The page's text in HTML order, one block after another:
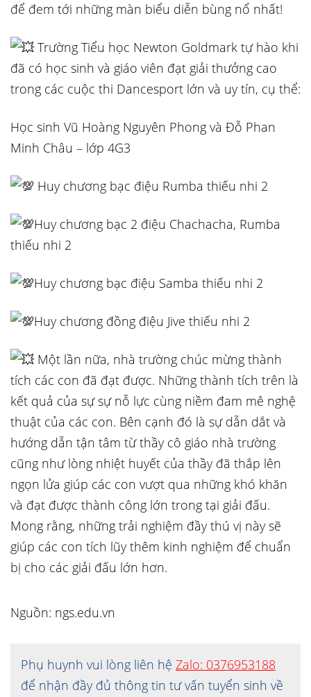
để đem tới những màn biểu diễn bùng nổ nhất!
Trường Tiểu học Newton Goldmark tự hào khi
đã có học sinh và giáo viên đạt giải thưởng cao
trong các cuộc thi Dancesport lớn và uy tín, cụ thể:
Học sinh Vũ Hoàng Nguyên Phong và Đỗ Phan
Minh Châu – lớp 4G3
Huy chương bạc điệu Rumba thiếu nhi 2
Huy chương bạc 2 điệu Chachacha, Rumba
thiếu nhi 2
Huy chương bạc điệu Samba thiếu nhi 2
Huy chương đồng điệu Jive thiếu nhi 2
Một lần nữa, nhà trường chúc mừng thành
tích các con đã đạt được. Những thành tích trên là
kết quả của sự sự nỗ lực cùng niềm đam mê nghệ
thuật của các con. Bên cạnh đó là sự dẫn dắt và
hướng dẫn tận tâm từ thầy cô giáo nhà trường
cũng như lòng nhiệt huyết của thầy đã thắp lên
ngọn lửa giúp các con vượt qua những khó khăn
và đạt được thành công lớn trong tại giải đấu.
Mong rằng, những trải nghiệm đầy thú vị này sẽ
giúp các con tích lũy thêm kinh nghiệm để chuẩn
bị cho các giải đấu lớn hơn.
Nguồn: ngs.edu.vn
Phụ huynh vui lòng liên hệ Zalo: 0376953188
để nhận đầy đủ thông tin tư vấn tuyển sinh về